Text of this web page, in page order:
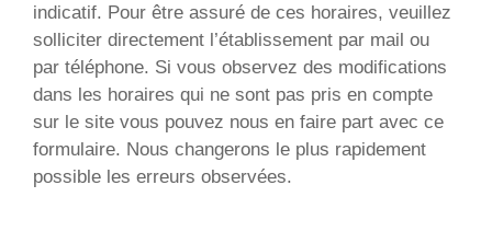
indicatif. Pour être assuré de ces horaires, veuillez
solliciter directement l’établissement par mail ou
par téléphone. Si vous observez des modifications
dans les horaires qui ne sont pas pris en compte
sur le site vous pouvez nous en faire part avec ce
formulaire. Nous changerons le plus rapidement
possible les erreurs observées.